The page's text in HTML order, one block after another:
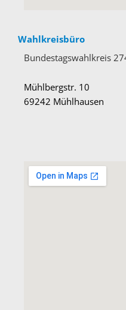
Wahlkreisbüro
Bundestagswahlkreis
Mühlbergstr. 10
69242 Mühlhausen